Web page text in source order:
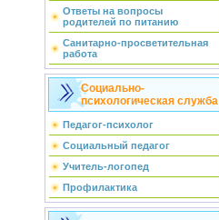
Ответы на вопросы
родителей по питанию
Санитарно-просветительная
работа
Социально-
психологическая служба
Педагог-психолог
Социальный педагог
Учитель-логопед
Профилактика